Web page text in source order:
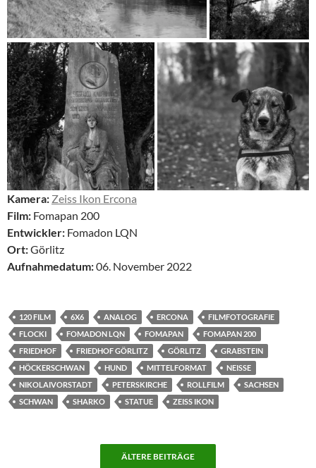
Kamera: Zeiss Ikon Ercona
Film: Fomapan 200
Entwickler: Fomadon LQN
Ort:Görlitz
Aufnahmedatum:06. November 2022
120 FILM 6X6 ANALOG ERCONA
FILMFOTOGRAFIE
FLOCKI
FOMADON LQN FOMAPAN
FOMAPAN 200
FRIEDHOF
FRIEDHOF GÖRLITZ GÖRLITZ
GRABSTEIN
HÖCKERSCHWAN
HUND MITTELFORMAT
NEISSE
NIKOLAIVORSTADT
PETERSKIRCHE ROLLFILM
SACHSEN
SCHWAN
SHARKO STATUE ZEISS IKON
ÄLTERE BEITRÄGE